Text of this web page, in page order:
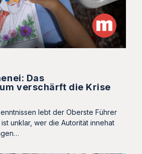
Das
verschärft die Krise
lebt der Oberste Führer
unklar, wer die Autorität innehat